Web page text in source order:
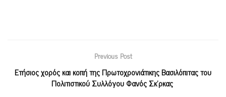
Previous Post
Ετήσιος χορός και κοπή της Πρωτοχρονιάτικης Βασιλόπιτας του
Πολιτιστικού Συλλόγου Φανός Σκ’ρκας